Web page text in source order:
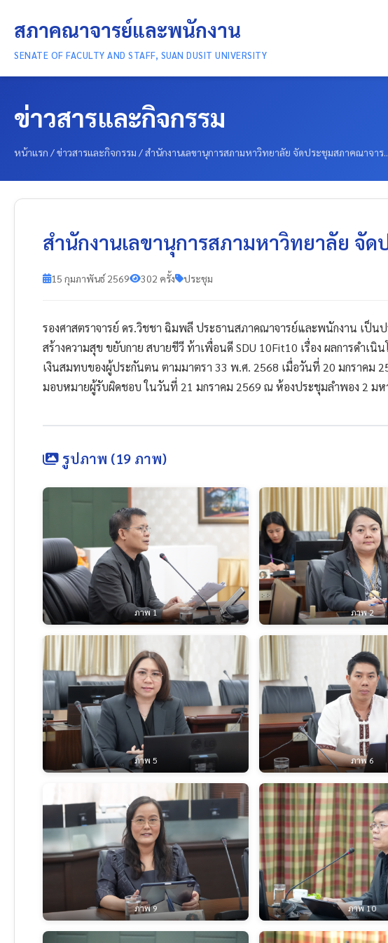
สภาคณาจารย์และพนักงาน
SENATE OF FACULTY AND STAFF, SUAN DUSIT UNIVERSITY
ข่าวสารและกิจกรรม
หน้าแรก /ข่าวสารและกิจกรรม /สำนักงานเลขานุการสภามหาวิทยาลัย จัดประชุมสภาคณาจาร
สำนักงานเลขานุการสภามหาวิทยาลัย จั
15 กุมภาพันธ์ 2569 302 ครั้ง ประชุม
รองศาสตราจารย์ ดร.วิชชา ฉิมพลี ประธานสภาคณาจารย์และพนักงาน เป็น
สร้างความสุข ขยับกาย สบายชีวี ท้าเพื่อนดี SDU 10Fit10 เรื่อง ผลการดำ
เงินสมทบของผู้ประกันตน ตามมาตรา 33 พ.ศ. 2568 เมื่อวันที่ 20 มกราคม
มอบหมายผู้รับผิดชอบ ในวันที่ 21 มกราคม 2569 ณ ห้องประชุมลำพอง 2 ม
รูปภาพ (19 ภาพ)
ภาพ 1 ภาพ 2
ภาพ 5 ภาพ 6
ภาพ 9 ภาพ 10